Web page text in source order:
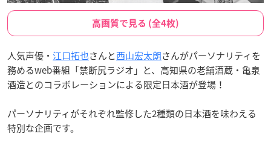
高画質で見る (全4枚)
人気声優・ 江口拓也さんと西山宏太朗さんがパーソナリティを
務めるweb番組「禁断尻ラジオ」と、高知県の老舗酒蔵・亀泉
酒造とのコラボレーションによる限定日本酒が登場！
パーソナリティがそれぞれ監修した2種類の日本酒を味わえる
特別な企画です。